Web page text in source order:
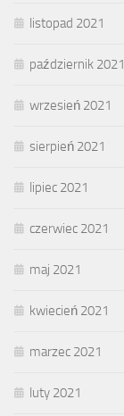
listopad 2021
październik 2021
wrzesień 2021
sierpień 2021
lipiec 2021
czerwiec 2021
maj 2021
kwiecień 2021
marzec 2021
luty 2021